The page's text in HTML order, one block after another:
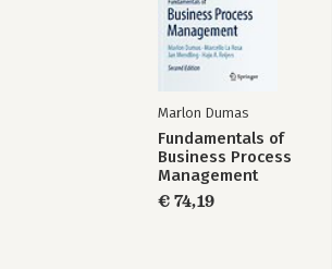
overlaten aan toezichthouders?
Marlon Dumas
Fundamentals of
Business Process
Management
€ 74,19